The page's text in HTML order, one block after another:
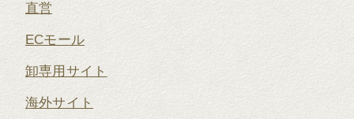
直営
ECモール
卸専用サイト
海外サイト